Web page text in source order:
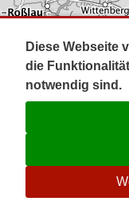
Diese Webseite
die
notwendig sind.